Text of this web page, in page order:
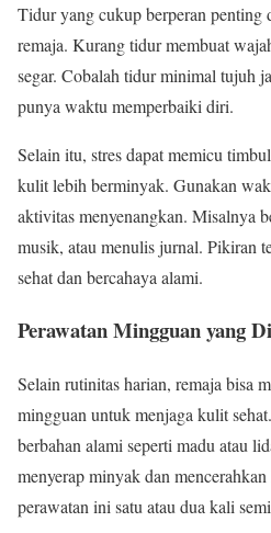
Tidur yang cukup berperan penting
remaja. Kurang tidur membuat
segar. Cobalah tidur minimal tujuh
punya waktu memperbaiki diri.
Selain itu, stres dapat memicu
kulit lebih berminyak. Gunakan
aktivitas menyenangkan. Misalnya
musik, atau menulis jurnal. Pikiran
sehat dan bercahaya alami.
Perawatan Mingguan yang
Selain rutinitas harian, remaja bisa
mingguan untuk menjaga kulit
berbahan alami seperti madu atau
menyerap minyak dan
perawatan ini satu atau dua kali